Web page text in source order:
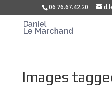
06.76.67.42.20
Images